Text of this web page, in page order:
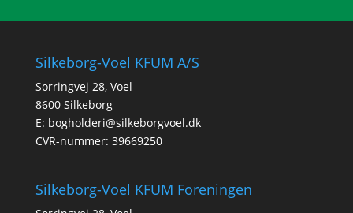
Silkeborg-Voel KFUM A/S
Sorringvej 28, Voel
8600 Silkeborg
E: bogholderi@silkeborgvoel.dk
CVR-nummer: 39669250
Silkeborg-Voel KFUM Foreningen